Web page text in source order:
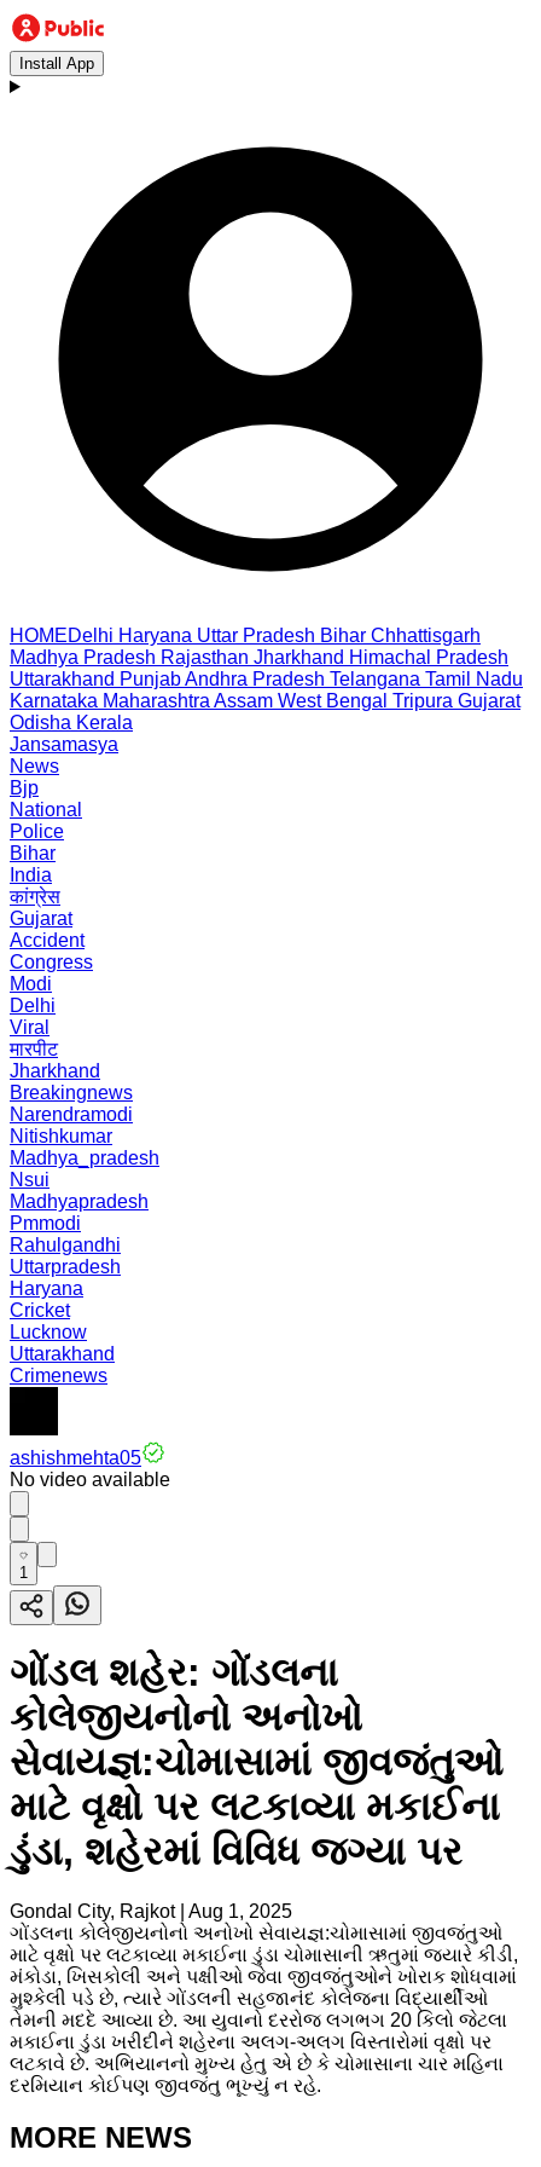
Install App
HOMEDelhi Haryana Uttar Pradesh Bihar Chhattisgarh
Madhya Pradesh Rajasthan Jharkhand Himachal Pradesh
Uttarakhand PunjabAndhra Pradesh Telangana Tamil Nadu
Karnataka Maharashtra Assam West Bengal Tripura Gujarat
Odisha Kerala
Jansamasya
News
Bjp
National
Police
Bihar
India
कांग्रेस
Gujarat
Accident
Congress
Modi
Delhi
Viral
मारपीट
Jharkhand
Breakingnews
Narendramodi
Nitishkumar
Madhya_pradesh
Nsui
Madhyapradesh
Pmmodi
Rahulgandhi
Uttarpradesh
Haryana
Cricket
Lucknow
Uttarakhand
Crimenews
ashishmehta05
No video available
1
ગોંડલ શહેર: ગોંડલના
કોલેજીયનોનો અનોખો
સેવાયજ્ઞ:ચોમાસામાં જીવજંતુઓ
માટે વૃક્ષો પર લટકાવ્યા મકાઈના
ડુંડા, શહેરમાં વિવિધ જગ્યા પર
Gondal City, Rajkot| Aug 1, 2025
ગોંડલના કોલેજીયનોનો અનોખો સેવાયજ્ઞ:ચોમાસામાં જીવજંતુઓ
માટે વૃક્ષો પર લટકાવ્યા મકાઈના ડુંડા ચોમાસાની ઋતુમાં જ્યારે કીડી,
મંકોડા, ખિસકોલી અને પક્ષીઓ જેવા જીવજંતુઓને ખોરાક શોધવામાં
મુશ્કેલી પડે છે, ત્યારે ગોંડલની સહજાનંદ કોલેજના વિદ્યાર્થીઓ
તેમની મદદે આવ્યા છે. આ યુવાનો દરરોજ લગભગ 20 કિલો જેટલા
મકાઈના ડુંડા ખરીદીને શહેરના અલગ-અલગ વિસ્તારોમાં વૃક્ષો પર
લટકાવે છે. અભિયાનનો મુખ્ય હેતુ એ છે કે ચોમાસાના ચાર મહિના
દરમિયાન કોઈપણ જીવજંતુ ભૂખ્યું ન રહે.
MORE NEWS